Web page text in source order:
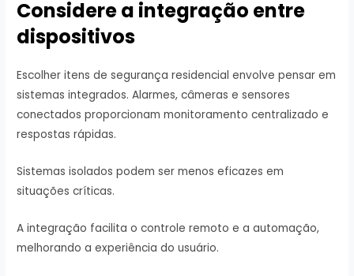
Considere a integração entre
dispositivos
Escolher itens de segurança residencial envolve pensar em
sistemas integrados. Alarmes, câmeras e sensores
conectados proporcionam monitoramento centralizado e
respostas rápidas.
Sistemas isolados podem ser menos eficazes em
situações críticas.
A integração facilita o controle remoto e a automação,
melhorando a experiência do usuário.